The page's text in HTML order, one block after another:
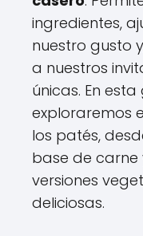
ingredientes,
nuestro gusto
a nuestros
únicas. En
exploraremos
los patés,
base de
versiones
deliciosas.